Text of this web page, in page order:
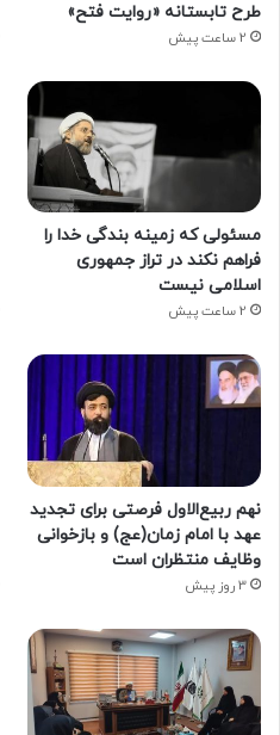
طرح تابستانه «روایت فتح»
2 ساعت پیش
مسئولی که زمینه بندگی خدا را
فراهم نکند در تراز جمهوری
اسلامی نیست
2 ساعت پیش
نهم ربیع‌الاول فرصتی برای تجدید
عهد با امام زمان(عج) و بازخوانی
وظایف منتظران است
3 روز پیش